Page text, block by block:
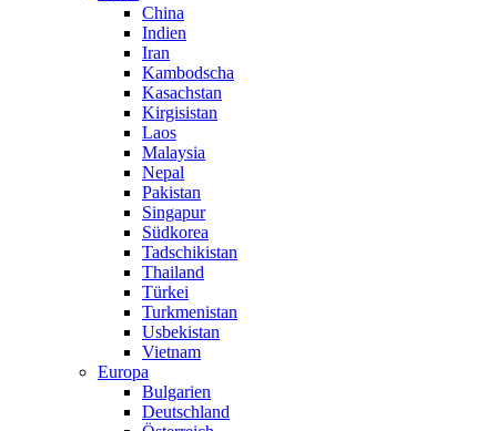
China
Indien
Iran
Kambodscha
Kasachstan
Kirgisistan
Laos
Malaysia
Nepal
Pakistan
Singapur
Südkorea
Tadschikistan
Thailand
Türkei
Turkmenistan
Usbekistan
Vietnam
Europa
Bulgarien
Deutschland